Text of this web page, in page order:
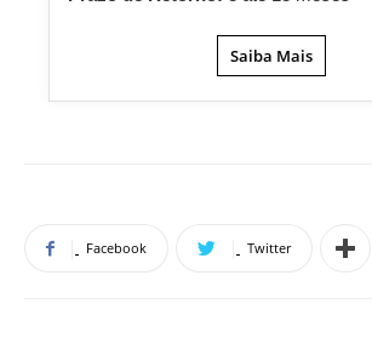
Saiba Mais
Facebook Twitter